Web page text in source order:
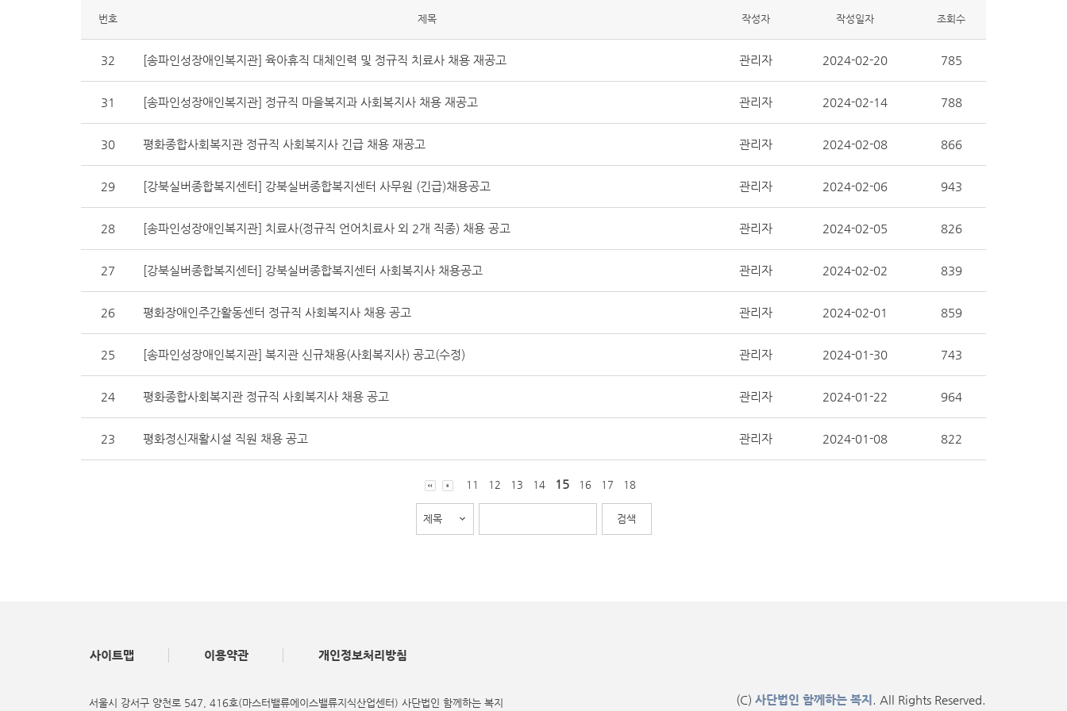
번호 제목 작성자 작성일자 조회수
32 [송파인성장애인복지관] 육아휴직 대체인력 및 정규직 치료사 채용 재공고 관리자 2024-02-20 785
31 [송파인성장애인복지관] 정규직 마을복지과 사회복지사 채용 재공고 관리자 2024-02-14 788
30 평화종합사회복지관 정규직 사회복지사 긴급 채용 재공고 관리자 2024-02-08 866
29 [강북실버종합복지센터] 강북실버종합복지센터 사무원 (긴급)채용공고 관리자 2024-02-06 943
28 [송파인성장애인복지관] 치료사(정규직 언어치료사 외 2개 직종) 채용 공고 관리자 2024-02-05 826
27 [강북실버종합복지센터] 강북실버종합복지센터 사회복지사 채용공고 관리자 2024-02-02 839
26 평화장애인주간활동센터 정규직 사회복지사 채용 공고 관리자 2024-02-01 859
25 [송파인성장애인복지관] 복지관 신규채용(사회복지사) 공고(수정) 관리자 2024-01-30 743
24 평화종합사회복지관 정규직 사회복지사 채용 공고 관리자 2024-01-22 964
23 평화정신재활시설 직원 채용 공고 관리자 2024-01-08 822
11 12 13 14 15 16 17 18
사이트맵 이용약관 개인정보처리방침
서울시 강서구 양천로 547, 416호(마스터밸류에이스밸류지식산업센터) 사단법인 함께하는 복지 (C) 사단법인 함께하는 복지 . All Rights Reserved.